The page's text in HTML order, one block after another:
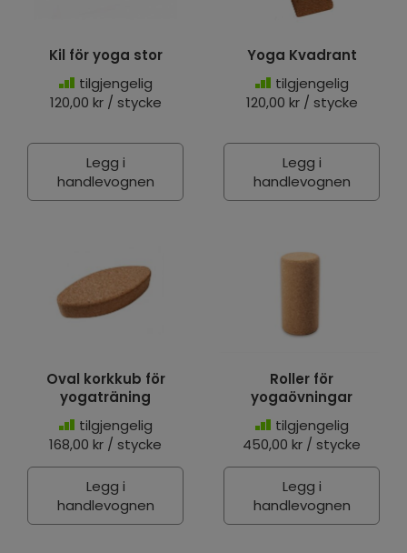
Kil för yoga stor
tilgjengelig
120,00 kr / stycke
Legg i
handlevognen
Yoga Kvadrant
tilgjengelig
120,00 kr / stycke
Legg i
handlevognen
Oval korkkub för
yogaträning
tilgjengelig
168,00 kr / stycke
Legg i
handlevognen
Roller för
yogaövningar
tilgjengelig
450,00 kr / stycke
Legg i
handlevognen